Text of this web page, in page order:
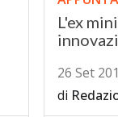
L'ex
26 Set
di